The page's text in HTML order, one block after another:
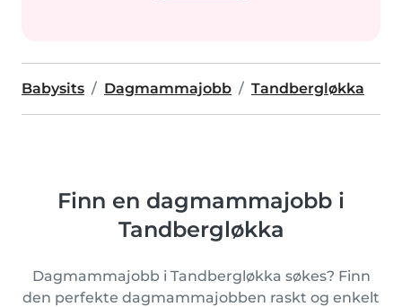
Babysits Dagmammajobb Tandbergløkka
Finn en dagmammajobb i
Tandbergløkka
Dagmammajobb i Tandbergløkka søkes? Finn
den perfekte dagmammajobben raskt og enkelt